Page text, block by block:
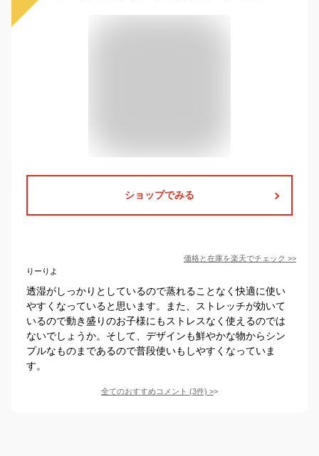
ショップでみる
価格と在庫を楽天でチェック >>
りーりよ
透湿がしっかりとしているので蒸れることなく快適に使い
やすくなっていると思います。また、ストレッチが効いて
いるので動き盛りのお子様にもストレスなく使えるのでは
ないでしょうか。そして、デザインも鮮やかな物からシン
プルなものまであるので普段使いもしやすくなっていま
す。
全てのおすすめコメント (3件) >